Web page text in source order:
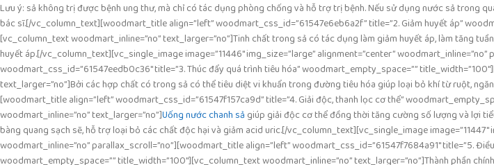
Lưu ý: sả không trị được bệnh ung thư, mà chỉ có tác dụng phòng chống và hỗ trợ trị bệnh. Nếu sử dụng nước sả trong
bác sĩ.[/vc_column_text][woodmart_title align=”left” woodmart_css_id=”61547e6eb6a2f” title=”2. Giảm huyết áp”
[vc_column_text woodmart_inline=”no” text_larger=”no”]Tinh chất trong sả có tác dụng làm giảm huyết áp, làm tăng
huyết áp.[/vc_column_text][vc_single_image image=”11446″ img_size=”large” alignment=”center”
woodmart_css_id=”61547eedb0c36″ title=”3. Thúc đẩy quá trình tiêu hóa” woodmart_empty_space=””
text_larger=”no”]Bởi các hợp chất có trong sả có thể tiêu diệt vi khuẩn trong đường tiêu hóa giúp loại bỏ khí từ ruột,
[woodmart_title align=”left” woodmart_css_id=”61547f157ca9d” title=”4. Giải độc, thanh lọc cơ thể”
woodmart_inline=”no” text_larger=”no”]Uống nước chanh sả giúp giải độc cơ thể đồng thời tăng cường số lượng và lợi
bàng quang sạch sẽ, hỗ trợ loại bỏ các chất độc hại và giảm acid uric.[/vc_column_text][vc_single_image image=”11447″
woodmart_inline=”no” parallax_scroll=”no”][woodmart_title align=”left” woodmart_css_id=”61547f7684a91″ title=”5.
woodmart_empty_space=”” title_width=”100″][vc_column_text woodmart_inline=”no” text_larger=”no”]Thành phần